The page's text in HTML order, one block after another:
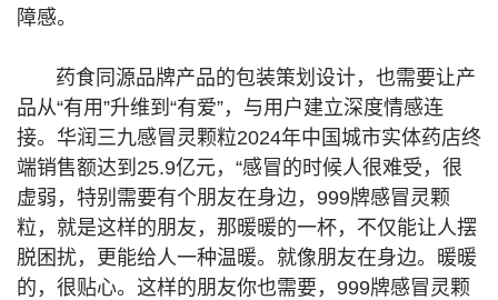
障感。
药食同源品牌产品的包装策划设计，也需要让产
品从“有用”升维到“有爱”，与用户建立深度情感连
接。华润三九感冒灵颗粒2024年中国城市实体药店终
端销售额达到25.9亿元，“感冒的时候人很难受，很
虚弱，特别需要有个朋友在身边，999牌感冒灵颗
粒，就是这样的朋友，那暖暖的一杯，不仅能让人摆
脱困扰，更能给人一种温暖。就像朋友在身边。暖暖
的，很贴心。这样的朋友你也需要，999牌感冒灵颗